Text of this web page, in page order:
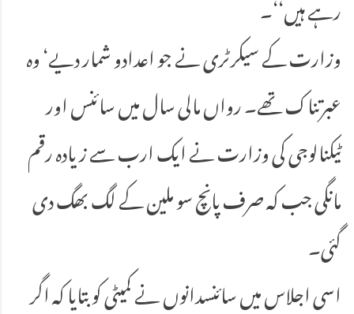
وزارت کے سیکرٹری نے جو اعدادو شمار دیے‘ وہ
عبرتناک تھے۔ رواں مالی سال میں سائنس اور
ٹیکنالوجی کی وزارت نے ایک ارب سے زیادہ رقم
مانگی جب کہ صرف پانچ سو ملین کے لگ بھگ دی
گئی۔
اسی اجلاس میں سائنسدانوں نے کمیٹی کو بتایا کہ اگر